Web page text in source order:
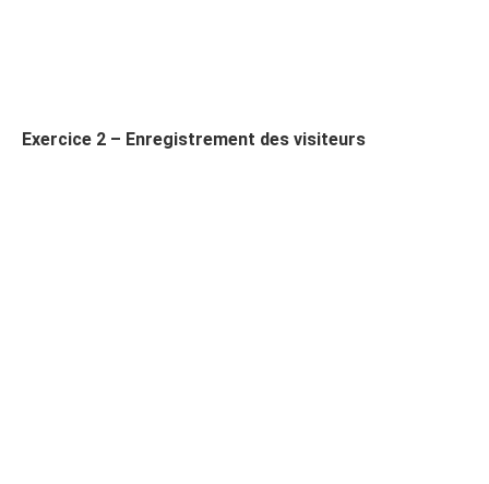
Exercice 2 – Enregistrement des visiteurs